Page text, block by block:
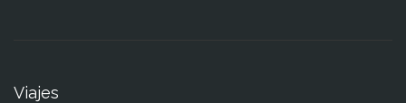
Viajes